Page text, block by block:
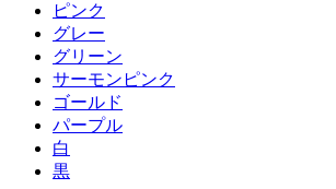
ピンク
グレー
グリーン
サーモンピンク
ゴールド
パープル
白
黒